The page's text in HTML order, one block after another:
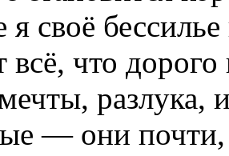
своё
что дорого
разлука,
— они почти,